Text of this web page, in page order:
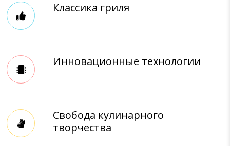
Классика гриля
Инновационные технологии
Свобода кулинарного
творчества